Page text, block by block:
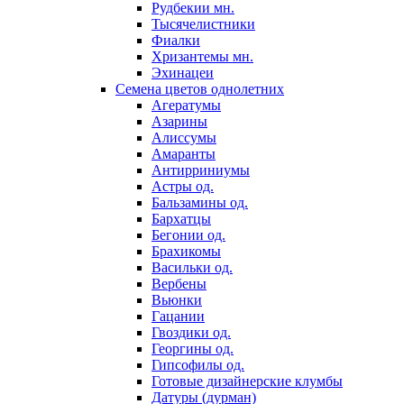
Рудбекии мн.
Тысячелистники
Фиалки
Хризантемы мн.
Эхинацеи
Семена цветов однолетних
Агератумы
Азарины
Алиссумы
Амаранты
Антирриниумы
Астры од.
Бальзамины од.
Бархатцы
Бегонии од.
Брахикомы
Васильки од.
Вербены
Вьюнки
Гацании
Гвоздики од.
Георгины од.
Гипсофилы од.
Готовые дизайнерские клумбы
Датуры (дурман)